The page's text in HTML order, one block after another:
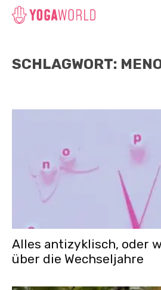
SCHLAGWORT:
Alles antizyklisch, oder
über die Wechseljahre